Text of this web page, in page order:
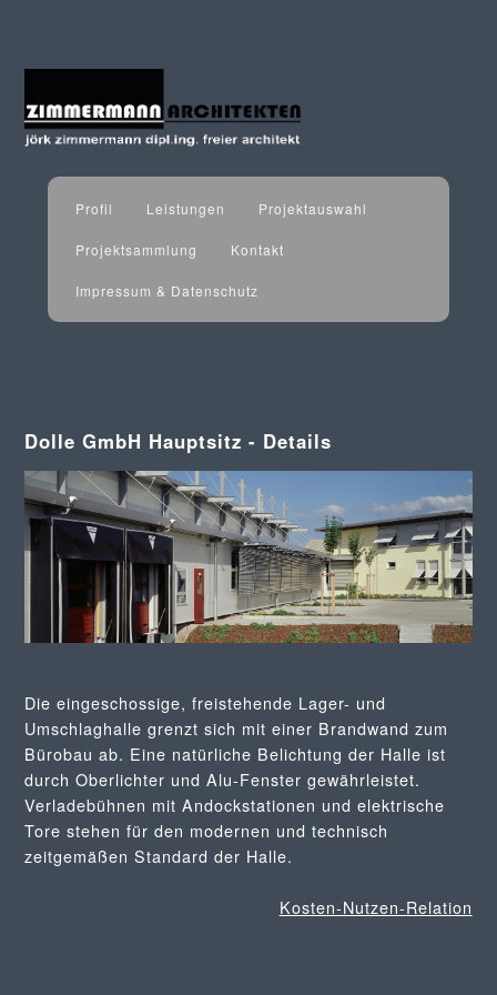
Profil Leistungen Projektauswahl
Projektsammlung Kontakt
Impressum & Datenschutz
Dolle GmbH Hauptsitz - Details
Die eingeschossige, freistehende Lager- und
Umschlaghalle grenzt sich mit einer Brandwand zum
Bürobau ab. Eine natürliche Belichtung der Halle ist
durch Oberlichter und Alu-Fenster gewährleistet.
Verladebühnen mit Andockstationen und elektrische
Tore stehen für den modernen und technisch
zeitgemäßen Standard der Halle.
Kosten-Nutzen-Relation